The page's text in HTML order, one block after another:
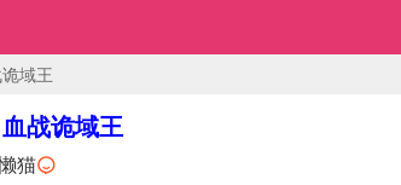
域王
战诡域王
猫